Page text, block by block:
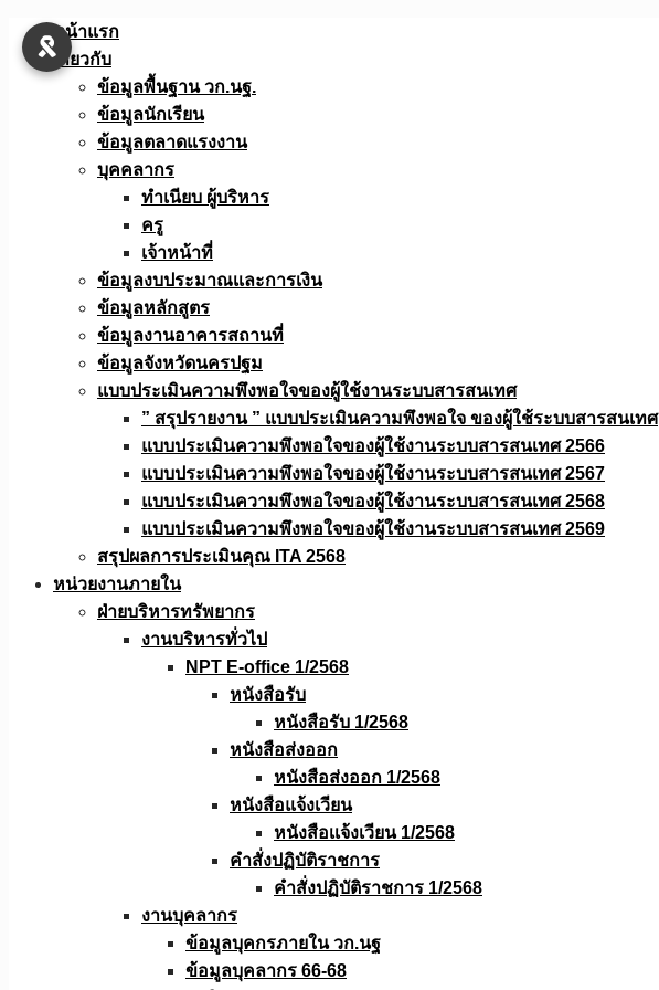
Skip
หน้าแรก
เกี่ยวกับ
ข้อมูลพื้นฐาน วก.นฐ.
ข้อมูลนักเรียน
ข้อมูลตลาดแรงงาน
บุคคลากร
ทำเนียบ ผู้บริหาร
ครู
เจ้าหน้าที่
ข้อมูลงบประมาณเเละการเงิน
ข้อมูลหลักสูตร
ข้อมูลงานอาคารสถานที่
ข้อมูลจังหวัดนครปฐม
แบบประเมินความพึงพอใจของผู้ใช้งานระบบสารสนเทศ
” สรุปรายงาน ” แบบประเมินความพึงพอใจ ของผู้ใช้ระบบสารสนเทศ
แบบประเมินความพึงพอใจของผู้ใช้งานระบบสารสนเทศ 2566
แบบประเมินความพึงพอใจของผู้ใช้งานระบบสารสนเทศ 2567
แบบประเมินความพึงพอใจของผู้ใช้งานระบบสารสนเทศ 2568
แบบประเมินความพึงพอใจของผู้ใช้งานระบบสารสนเทศ 2569
สรุปผลการประเมินคุณ ITA 2568
หน่วยงานภายใน
ฝ่ายบริหารทรัพยากร
งานบริหารทั่วไป
NPT E-office 1/2568
หนังสือรับ
หนังสือรับ 1/2568
หนังสือส่งออก
หนังสือส่งออก 1/2568
หนังสือแจ้งเวียน
หนังสือเเจ้งเวียน 1/2568
คำสั่งปฏิบัติราชการ
คำสั่งปฏิบัติราชการ 1/2568
งานบุคลากร
ข้อมูลบุคกรภายใน วก.นฐ
ข้อมูลบุคลากร 66-68